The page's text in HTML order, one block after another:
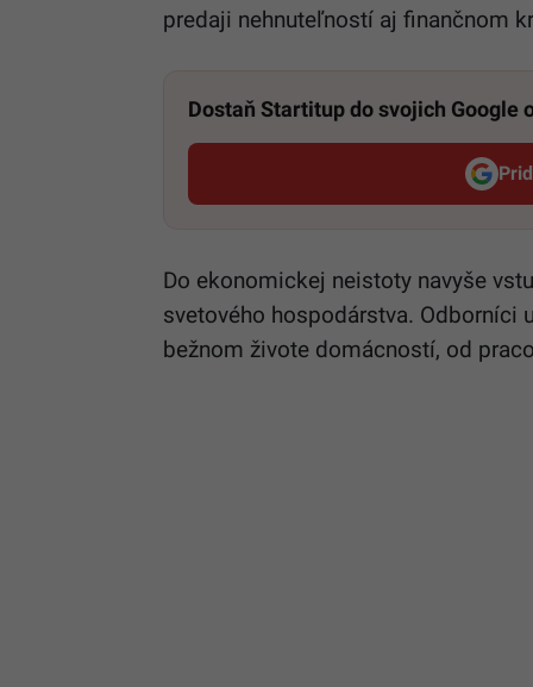
predaji nehnuteľností aj finančnom
Dostaň Startitup do svojich Google
Do ekonomickej neistoty navyše
svetového hospodárstva. Odborníci
bežnom živote domácností, od